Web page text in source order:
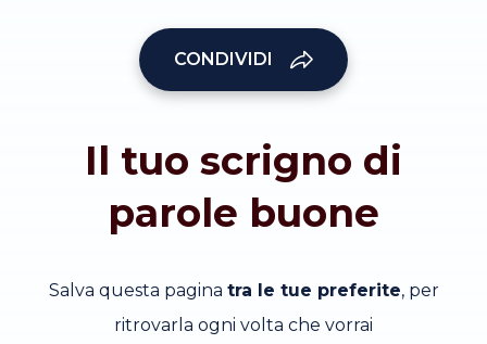
CONDIVIDI
Il tuo scrigno di
parole buone
Salva questa pagina tra le tue preferite, per
ritrovarla ogni volta che vorrai